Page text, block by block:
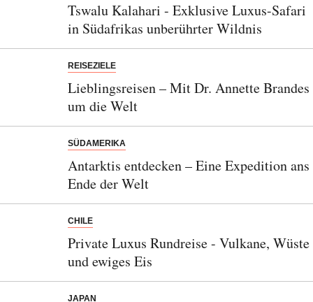
Tswalu Kalahari - Exklusive Luxus-Safari
in Südafrikas unberührter Wildnis
REISEZIELE
Lieblingsreisen – Mit Dr. Annette Brandes
um die Welt
SÜDAMERIKA
Antarktis entdecken – Eine Expedition ans
Ende der Welt
CHILE
Private Luxus Rundreise - Vulkane, Wüste
und ewiges Eis
JAPAN